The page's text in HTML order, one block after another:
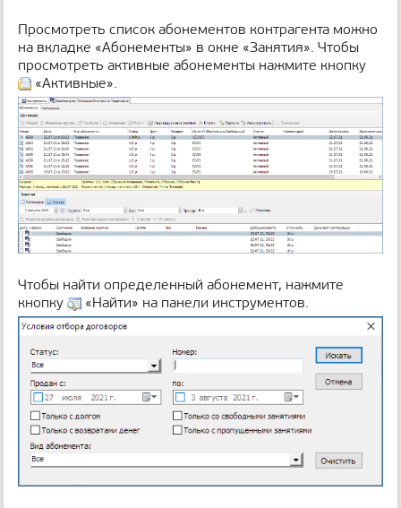
Просмотреть список абонементов контрагента можно
на вкладке «Абонементы» в окне «Занятия». Чтобы
просмотреть активные абонементы нажмите кнопку
«Активные».
Чтобы найти определенный абонемент, нажмите
кнопку
«Найти» на панели инструментов.